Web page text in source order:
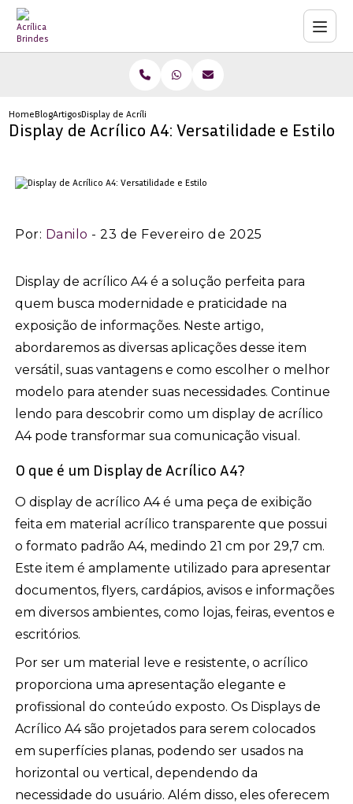
HomeBlogArtigosDisplay de Acrílico A4: Versatilidade e Estilo
Display de Acrílico A4: Versatilidade e Estilo
Por: Danilo - 23 de Fevereiro de 2025
Display de acrílico A4 é a solução perfeita para
quem busca modernidade e praticidade na
exposição de informações. Neste artigo,
abordaremos as diversas aplicações desse item
versátil, suas vantagens e como escolher o melhor
modelo para atender suas necessidades. Continue
lendo para descobrir como um display de acrílico
A4 pode transformar sua comunicação visual.
O que é um Display de Acrílico A4?
O display de acrílico A4 é uma peça de exibição
feita em material acrílico transparente que possui
o formato padrão A4, medindo 21 cm por 29,7 cm.
Este item é amplamente utilizado para apresentar
documentos, flyers, cardápios, avisos e informações
em diversos ambientes, como lojas, feiras, eventos e
escritórios.
Por ser um material leve e resistente, o acrílico
proporciona uma apresentação elegante e
profissional do conteúdo exposto. Os Displays de
Acrílico A4 são projetados para serem colocados
em superfícies planas, podendo ser usados na
horizontal ou vertical, dependendo da
necessidade do usuário. Além disso, eles oferecem